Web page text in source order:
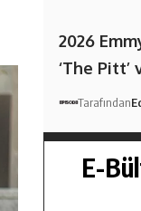
2026
‘The Pitt’
Tarafından
E-